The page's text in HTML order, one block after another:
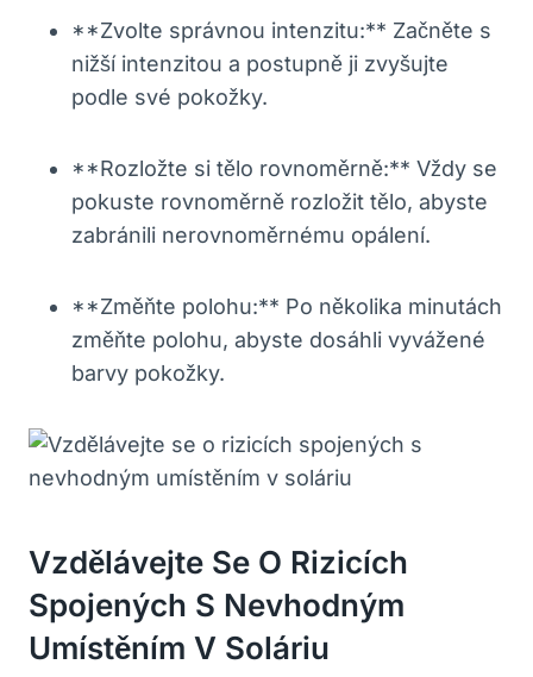
**Zvolte správnou intenzitu:** Začněte s
nižší intenzitou a postupně ji zvyšujte
podle své pokožky.
**Rozložte si tělo rovnoměrně:** Vždy se
pokuste rovnoměrně rozložit tělo, abyste
zabránili nerovnoměrnému opálení.
**Změňte polohu:** Po několika minutách
změňte polohu, abyste dosáhli vyvážené
barvy pokožky.
Vzdělávejte Se O Rizicích
Spojených S Nevhodným
Umístěním V Soláriu